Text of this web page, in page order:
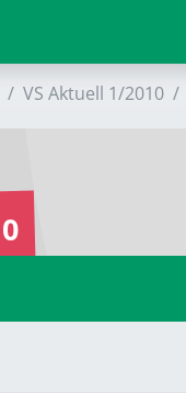
VS Aktuell 1/2010